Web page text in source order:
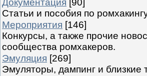
Документация [90]
Статьи и пособия по
Мероприятия [146]
Конкурсы, а также прочие
сообщества ромхакеров.
Эмуляция [269]
Эмуляторы, дампинг и близкие